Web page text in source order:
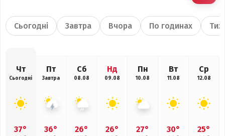
Сьогодні Завтра Вчора По годинах
Чт
Сьогодні
37°
Пт
Завтра
36°
Сб
08.08
26°
Нд
09.08
26°
Пн
10.08
27°
Вт
11.08
30°
Ср
12.08
25°